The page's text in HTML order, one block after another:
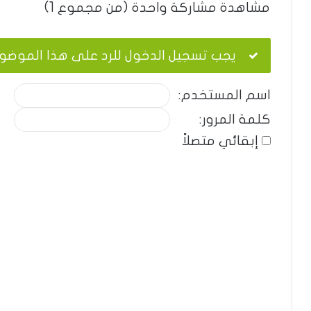
مشاهدة مشاركة واحدة (من مجموع 1)
يجب تسجيل الدخول للرد على هذا
اسم المستخدم:
كلمة المرور:
إبقائي متصلاً